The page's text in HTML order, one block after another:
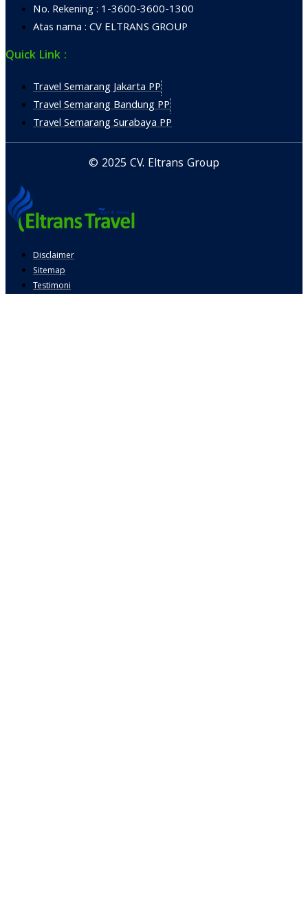
No. Rekening : 1-3600-3600-1300
Atas nama : CV ELTRANS GROUP
Quick Link :
Travel Semarang Jakarta PP
Travel Semarang Bandung PP
Travel Semarang Surabaya PP
© 2025 CV. Eltrans Group
Disclaimer
Sitemap
Testimoni